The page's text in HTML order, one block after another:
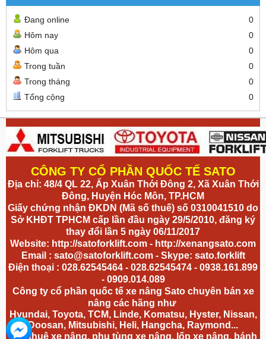
Đang online
0
Hôm nay
0
Hôm qua
0
Trong tuần
0
Trong tháng
0
Tổng cộng
0
CÔNG TY CỔ PHẦN QUỐC TẾ SATO
Địa chỉ: 48/4 QL 22, Ấp Xuân Thới Đông 2, Xã Xuân Thới
Đông, Huyện Hóc Môn, TP.HCM
Giấy chứng nhận ĐKDN (Mã số thuế) số 0310041510 do
Sở KHĐT TPHCM cấp lần đầu ngày 29/5/2010, đăng ký
thay đổi lần 5 ngày 06/11/2017
Website: http://satoforklift.com - http://xenangsato.com
Email : sato@satoforklift.com- Skype: sato.forklift
Điện thoại : 028.62545464 - 028.62545474 - 0938.161.899
- 0909.014.089
Công ty cổ phần quốc tế xe nâng Sato chuyên bán xe
nâng các hãng như
Hyundai, Toyota, TCM, Linde, Komatsu, Hyster, Nissan,
Doosan, Mitsubishi, Heli, Hangcha, Raymond...
cho thuê xe nâng, phụ tùng xe nâng, lốp xe nâng, bánh